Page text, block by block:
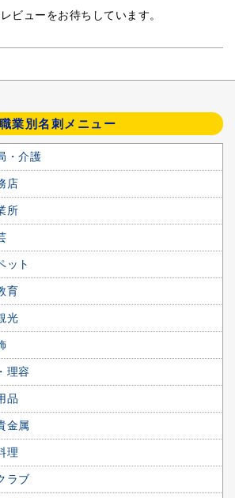
ビューをお待ちしています。
職業別名刺メニュー
・介護
店
所
ット
育
光
理容
品
金属
理
ラブ